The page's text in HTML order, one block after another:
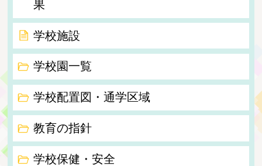
果
学校施設
学校園一覧
学校配置図・通学区域
教育の指針
学校保健・安全